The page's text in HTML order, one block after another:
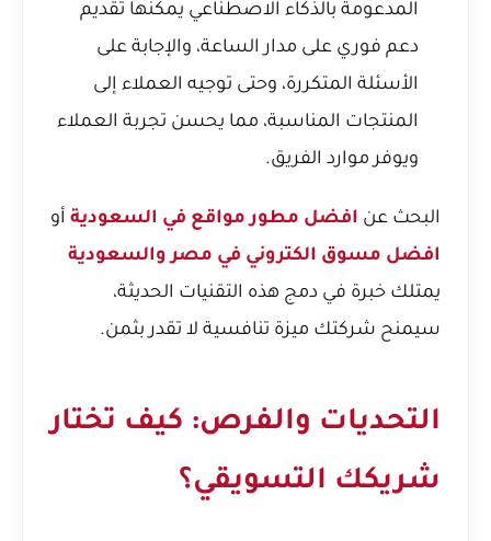
المدعومة بالذكاء الاصطناعي يمكنها تقديم
دعم فوري على مدار الساعة، والإجابة على
الأسئلة المتكررة، وحتى توجيه العملاء إلى
المنتجات المناسبة، مما يحسن تجربة العملاء
ويوفر موارد الفريق.
البحث عن افضل مطور مواقع في السعودية أو
افضل مسوق الكتروني في مصر والسعودية
يمتلك خبرة في دمج هذه التقنيات الحديثة،
سيمنح شركتك ميزة تنافسية لا تقدر بثمن.
التحديات والفرص: كيف تختار
شريكك التسويقي؟